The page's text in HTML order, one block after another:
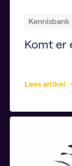
Kennisbank
Komt er
Lees artikel